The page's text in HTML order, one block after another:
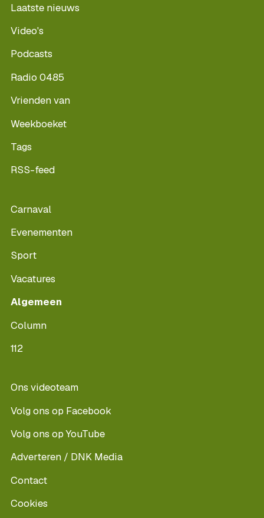
Laatste nieuws
Video's
Podcasts
Radio 0485
Vrienden van
Weekboeket
Tags
RSS-feed
Carnaval
Evenementen
Sport
Vacatures
Algemeen
Column
112
Ons videoteam
Volg ons op Facebook
Volg ons op YouTube
Adverteren / DNK Media
Contact
Cookies